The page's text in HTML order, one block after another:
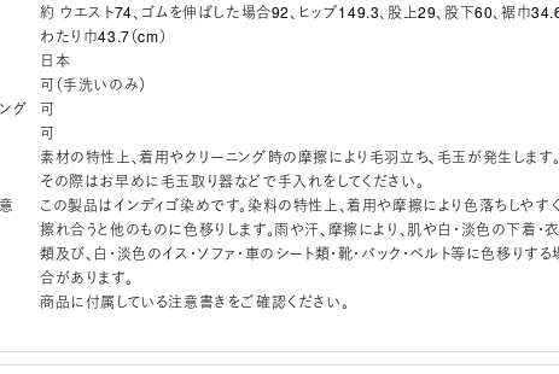
約 ウエスト74、ゴムを伸ばした場合92、ヒップ149.3、股上29、股下60、裾巾
わたり巾43.7（cm）
日本
可（手洗いのみ）
グ
可
可
素材の特性上、着用やクリーニング時の摩擦により毛羽立ち、毛玉が発生します
その際はお早めに毛玉取り器などで手入れをしてください。
この製品はインディゴ染めです。染料の特性上、着用や摩擦により色落ちしやすく
擦れ合うと他のものに色移りします。雨や汗、摩擦により、肌や白・淡色の下着・衣
類及び、白・淡色のイス・ソファ・車のシート類・靴・バック・ベルト等に色移りする
合があります。
商品に付属している注意書きをご確認ください。